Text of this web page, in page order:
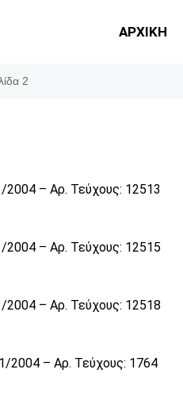
ΑΡΧΙΚΗ
2
2004 – Αρ. Τεύχους: 12513
2004 – Αρ. Τεύχους: 12515
2004 – Αρ. Τεύχους: 12518
2004 – Αρ. Τεύχους: 1764